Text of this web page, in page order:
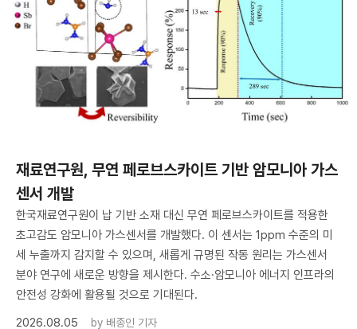
재료연구원, 무연 페로브스카이트 기반 암모니아 가스
센서 개발
한국재료연구원이 납 기반 소재 대신 무연 페로브스카이트를 적용한
초고감도 암모니아 가스센서를 개발했다. 이 센서는 1ppm 수준의 미
세 누출까지 감지할 수 있으며, 새롭게 규명된 작동 원리는 가스센서
분야 연구에 새로운 방향을 제시한다. 수소·암모니아 에너지 인프라의
안전성 강화에 활용될 것으로 기대된다.
2026.08.05
by 배종인 기자